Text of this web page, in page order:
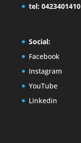
tel: 0423401410
Social:
Facebook
Instagram
YouTube
Linkedin